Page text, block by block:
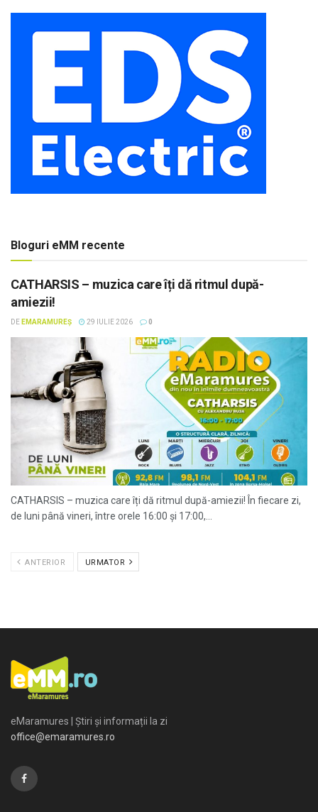
Bloguri eMM recente
CATHARSIS – muzica care îți dă ritmul după-
amiezii!
DE EMARAMUREȘ 29 IULIE 2026 0
CATHARSIS – muzica care îți dă ritmul după-amiezii! În fiecare zi,
de luni până vineri, între orele 16:00 și 17:00,...
ANTERIOR URMATOR
eMaramures | Știri și informații la zi
office@emaramures.ro